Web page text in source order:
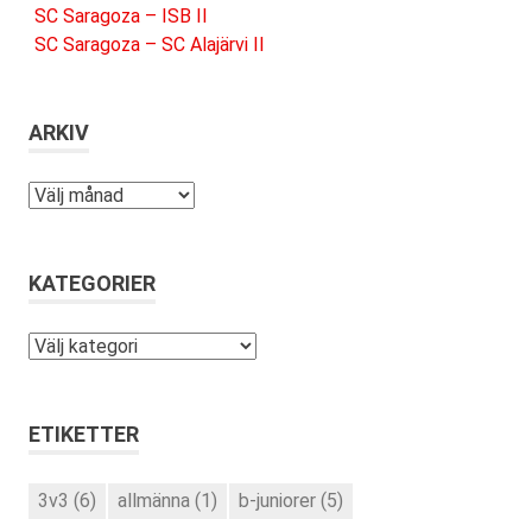
SC Saragoza – ISB II
SC Saragoza – SC Alajärvi II
ARKIV
Arkiv
KATEGORIER
Kategorier
ETIKETTER
3v3 (6) allmänna (1) b-juniorer (5)